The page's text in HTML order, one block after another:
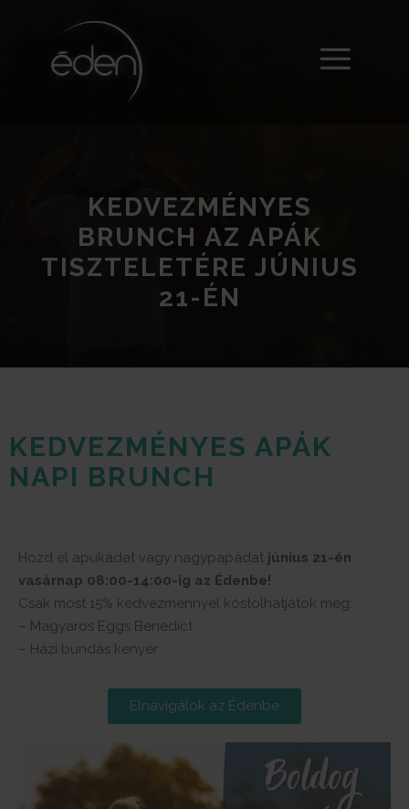
KEDVEZMÉNYES
BRUNCH AZ APÁK
TISZTELETÉRE JÚNIUS
21-ÉN
KEDVEZMÉNYES APÁK
NAPI BRUNCH
Hozd el apukádat vagy nagypapádat június 21-én
vasárnap 08:00-14:00-ig az Édenbe!
Csak most 15% kedvezménnyel kóstolhatjátok meg:
– Magyaros Eggs Benedict
– Házi bundás kenyér
Elnavigálok az Édenbe